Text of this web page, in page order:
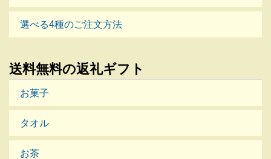
選べる4種のご注文方法
送料無料の返礼ギフト
お菓子
タオル
お茶